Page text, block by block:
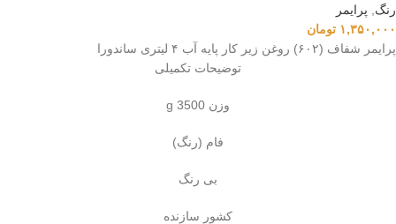
رنگ
پرایمر
۱,۳۵۰,۰۰۰ تومان
پرایمر شفاف (۶۰۲) روغن زیر کار پایه آب ۴ لیتری ساندورا
توضیحات تکمیلی
وزن 3500 g
فام (رنگ)
بی رنگ
کشور سازنده